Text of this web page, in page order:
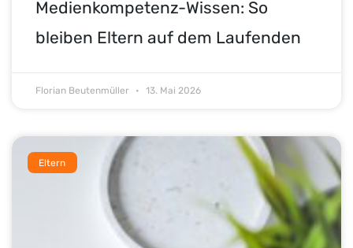
Medienkompetenz-Wissen: So
bleiben Eltern auf dem Laufenden
Florian Beutenmüller 13. Mai 2026
Eltern